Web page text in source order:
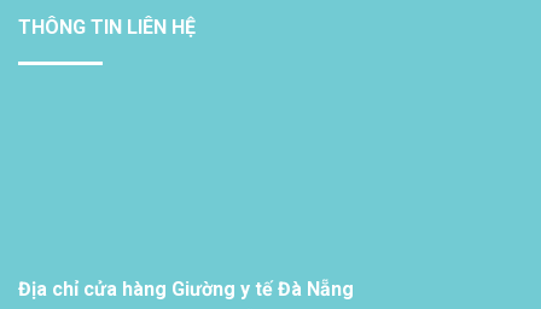
THÔNG TIN LIÊN HỆ
Địa chỉ cửa hàng Giường y tế Đà Nẵng